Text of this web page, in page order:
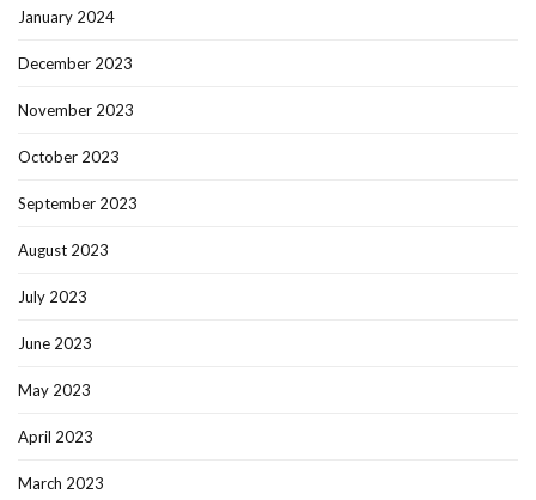
January 2024
December 2023
November 2023
October 2023
September 2023
August 2023
July 2023
June 2023
May 2023
April 2023
March 2023